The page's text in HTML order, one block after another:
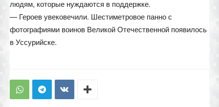
людям, которые нуждаются в поддержке.
— Героев увековечили. Шестиметровое панно с
фотографиями воинов Великой Отечественной появилось
в Уссурийске.